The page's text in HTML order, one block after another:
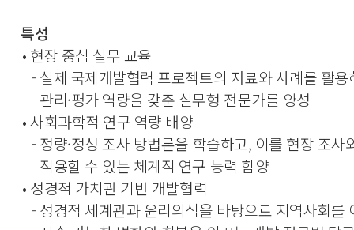
특성
• 현장 중심 실무 교육
- 실제 국제개발협력 프로젝트의 자료와 사례를 활용
관리·평가 역량을 갖춘 실무형 전문가를 양성
•사회과학적 연구 역량 배양
- 정량·정성 조사 방법론을 학습하고, 이를 현장 조사
적용할 수 있는 체계적 연구 능력 함양
• 성경적 가치관 기반 개발협력
- 성경적 세계관과 윤리의식을 바탕으로 지역사회를